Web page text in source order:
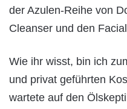
der Azulen-Reihe von
Cleanser und den
Wie ihr wisst, bin ich
und privat geführten
wartete auf den